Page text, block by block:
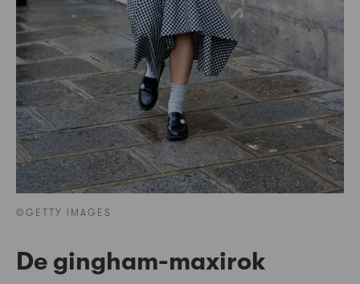
©GETTY IMAGES
De gingham-maxirok